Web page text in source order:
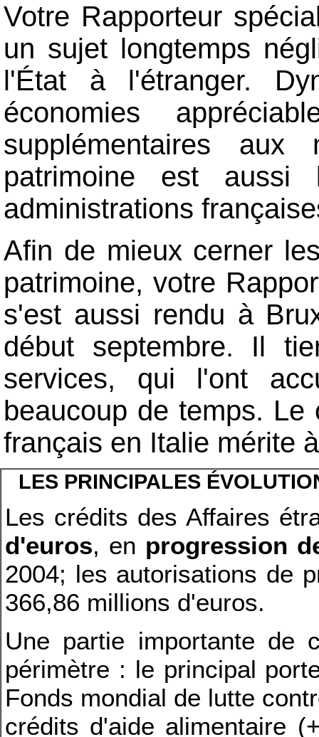
Votre Rapporteur
un sujet longtemps
l'État à l'étranger.
économies
supplémentaires
patrimoine est
administrations
Afin de mieux cerner
patrimoine, votre
s'est aussi rendu à
début septembre. Il
services, qui l'ont
beaucoup de temps.
français en Italie mérite
LES PRINCIPALES
Les crédits des Affaires
d'euros, en progression
2004; les autorisations de
366,86 millions d'euros.
Une partie importante de
périmètre : le principal
Fonds mondial de lutte
crédits d'aide alimentaire